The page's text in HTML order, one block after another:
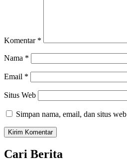
Komentar *
Nama *
Email *
Situs Web
Simpan nama, email, dan situs
Cari Berita